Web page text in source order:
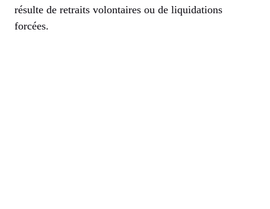
résulte de retraits volontaires ou de liquidations
forcées.